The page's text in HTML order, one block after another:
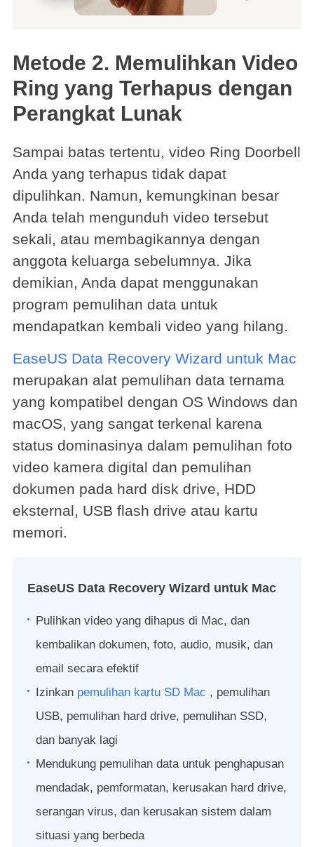
Metode 2. Memulihkan Video
Ring yang Terhapus dengan
Perangkat Lunak
Sampai batas tertentu, video Ring Doorbell
Anda yang terhapus tidak dapat
dipulihkan. Namun, kemungkinan besar
Anda telah mengunduh video tersebut
sekali, atau membagikannya dengan
anggota keluarga sebelumnya. Jika
demikian, Anda dapat menggunakan
program pemulihan data untuk
mendapatkan kembali video yang hilang.
EaseUS Data Recovery Wizard untuk Mac
merupakan alat pemulihan data ternama
yang kompatibel dengan OS Windows dan
macOS, yang sangat terkenal karena
status dominasinya dalam pemulihan foto
video kamera digital dan pemulihan
dokumen pada hard disk drive, HDD
eksternal, USB flash drive atau kartu
memori.
EaseUS Data Recovery Wizard untuk Mac
Pulihkan video yang dihapus di Mac, dan
kembalikan dokumen, foto, audio, musik, dan
email secara efektif
Izinkan pemulihan kartu SD Mac , pemulihan
USB, pemulihan hard drive, pemulihan SSD,
dan banyak lagi
Mendukung pemulihan data untuk penghapusan
mendadak, pemformatan, kerusakan hard drive,
serangan virus, dan kerusakan sistem dalam
situasi yang berbeda